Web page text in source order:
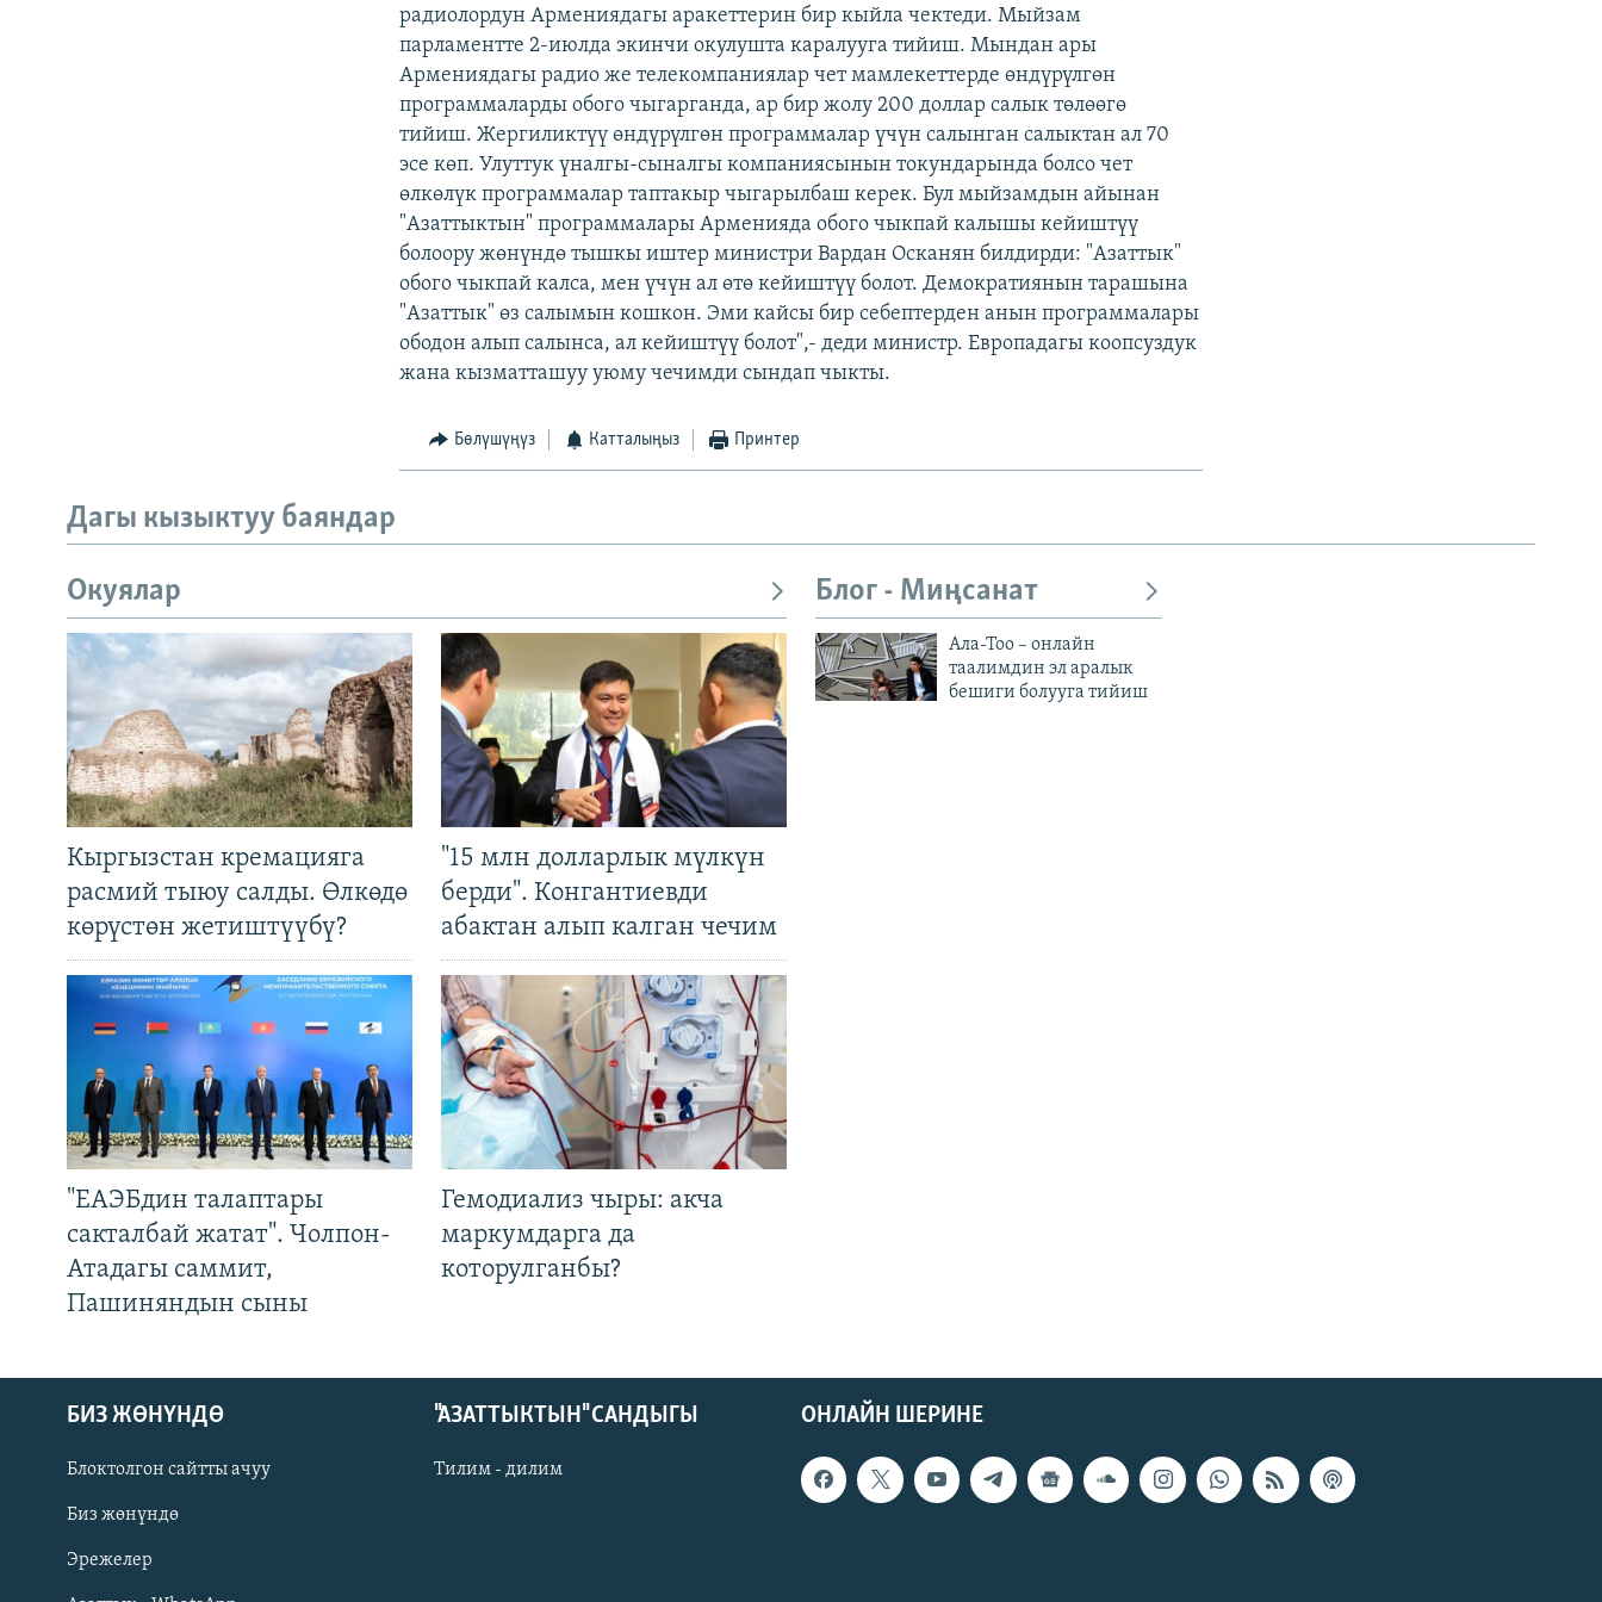
Русский
радиолордун Армениядагы аракеттерин бир кыйла чектеди. Мыйзам
парламентте 2-июлда экинчи окулушта каралууга тийиш. Мындан ары
Армениядагы радио же телекомпаниялар чет мамлекеттерде өндүрүлгөн
программаларды обого чыгарганда, ар бир жолу 200 доллар салык төлөөгө
тийиш. Жергиликтүү өндүрүлгөн программалар үчүн салынган салыктан ал 70
эсе көп. Улуттук үналгы-сыналгы компаниясынын токундарында болсо чет
өлкөлүк программалар таптакыр чыгарылбаш керек. Бул мыйзамдын айынан
"Азаттыктын" программалары Арменияда обого чыкпай калышы кейиштүү
болоору жөнүндө тышкы иштер министри Вардан Осканян билдирди: "Азаттык"
обого чыкпай калса, мен үчүн ал өтө кейиштүү болот. Демократиянын тарашына
"Азаттык" өз салымын кошкон. Эми кайсы бир себептерден анын программалары
ободон алып салынса, ал кейиштүү болот",- деди министр. Европадагы коопсуздук
жана кызматташуу уюму чечимди сындап чыкты.
Бөлүшүңүз Катталыңыз Принтер
Дагы кызыктуу баяндар
Окуялар
Кыргызстан кремацияга
расмий тыюу салды. Өлкөдө
көрүстөн жетиштүүбү?
"15 млн долларлык мүлкүн
берди". Конгантиевди
абактан алып калган чечим
"ЕАЭБдин талаптары
сакталбай жатат". Чолпон-
Атадагы саммит,
Пашиняндын сыны
Гемодиализ чыры: акча
маркумдарга да
которулганбы?
Блог - Миңсанат
Ала-Тоо – онлайн
таалимдин эл аралык
бешиги болууга тийиш
ОНЛАЙН ШЕРИНЕ
БИЗ ЖӨНҮНДӨ
Блоктолгон сайтты ачуу
Биз жөнүндө
Эрежелер
"АЗАТТЫКТЫН" САНДЫГЫ
Тилим - дилим